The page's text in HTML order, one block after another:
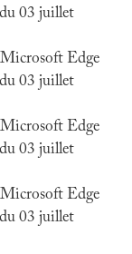
03 juillet
Edge
03 juillet
Edge
03 juillet
Edge
03 juillet